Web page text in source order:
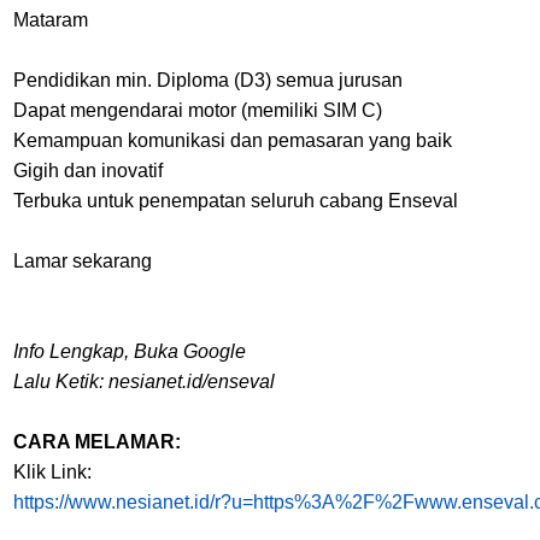
Mataram
Pendidikan min. Diploma (D3) semua jurusan
Dapat mengendarai motor (memiliki SIM C)
Kemampuan komunikasi dan pemasaran yang baik
Gigih dan inovatif
Terbuka untuk penempatan seluruh cabang Enseval
Lamar sekarang
Info Lengkap, Buka Google
Lalu Ketik: nesianet.id/enseval
CARA MELAMAR:
Klik Link:
https://www.nesianet.id/